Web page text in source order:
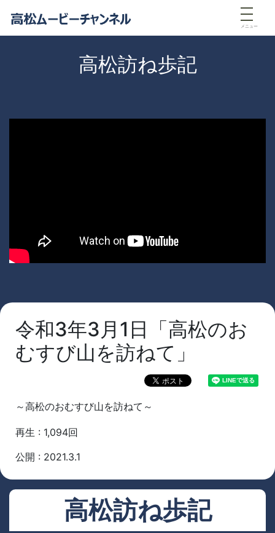
メニュー
高松訪ね歩記
令和3年3月1日「高松のお
むすび山を訪ねて」
～高松のおむすび山を訪ねて～
再生 : 1,094回
公開 : 2021.3.1
高松訪ね歩記